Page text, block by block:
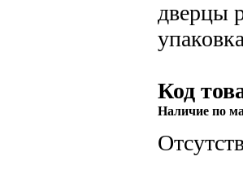
дверцы
Код
Наличие по